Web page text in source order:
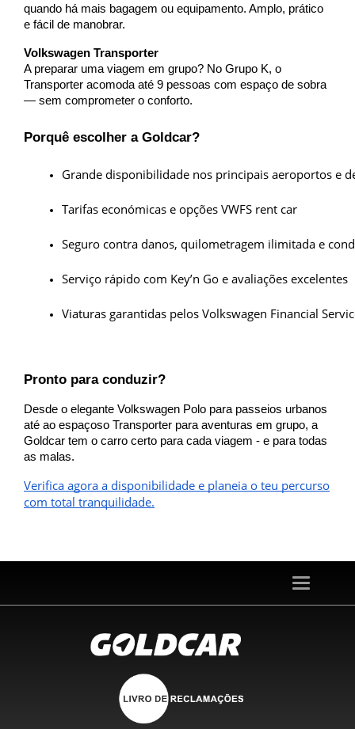
quando há mais bagagem ou equipamento. Amplo, prático
e fácil de manobrar.
Volkswagen Transporter
A preparar uma viagem em grupo? No Grupo K, o
Transporter acomoda até 9 pessoas com espaço de sobra
— sem comprometer o conforto.
Porquê escolher a Goldcar?
Grande disponibilidade nos principais aeroportos e
Tarifas económicas e opções VWFS rent car
Seguro contra danos, quilometragem ilimitada e
Serviço rápido com Key’n Go e avaliações excelentes
Viaturas garantidas pelos Volkswagen Financial
Pronto para conduzir?
Desde o elegante Volkswagen Polo para passeios urbanos
até ao espaçoso Transporter para aventuras em grupo, a
Goldcar tem o carro certo para cada viagem - e para todas
as malas.
Verifica agora a disponibilidade e planeia o teu percurso
com total tranquilidade.
Toggle